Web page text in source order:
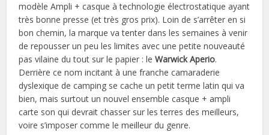
modèle Ampli + casque à technologie électrostatique ayant
très bonne presse (et très gros prix). Loin de s’arrêter en si
bon chemin, la marque va tenter dans les semaines à venir
de repousser un peu les limites avec une petite nouveauté
pas vilaine du tout sur le papier : leWarwick Aperio.
Derrière ce nom incitant à une franche camaraderie
dyslexique de camping se cache un petit terme latin qui va
bien, mais surtout un nouvel ensemble casque + ampli
carte son qui devrait chasser sur les terres des meilleurs,
voire s’imposer comme le meilleur du genre.